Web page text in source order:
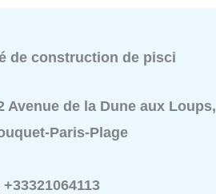
de construction de pisci
Avenue de la Dune aux Loups,
Paris-Plage
+33321064113